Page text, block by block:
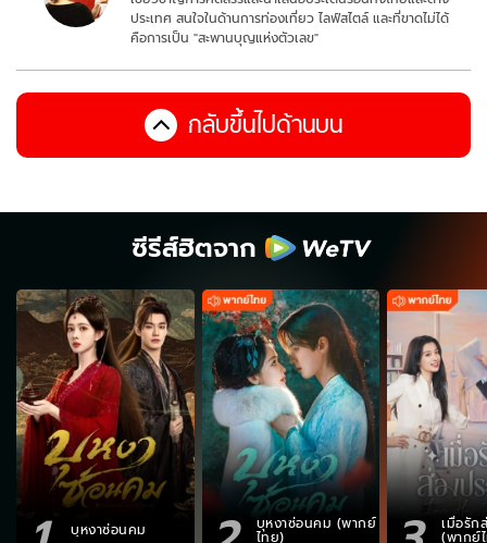
ประเทศ สนใจในด้านการท่องเที่ยว ไลฟ์สไตล์ และที่ขาดไม่ได้
คือการเป็น "สะพานบุญแห่งตัวเลข"
กลับขึ้นไปด้านบน
ซีรีส์ฮิตจาก
บุหงาซ่อนคม บุหงาซ่อนคม (พากย์
ไทย)
เมื่อรัก
(พากย์